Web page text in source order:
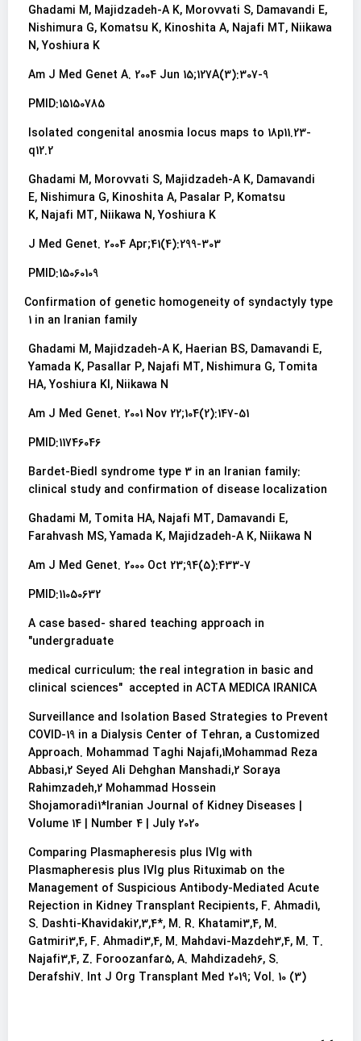
Ghadami M, Majidzadeh-A K, Morovvati S, Damavandi E,
Nishimura G, Komatsu K, Kinoshita A, Najafi MT, Niikawa
N, Yoshiura K
Am J Med Genet A. 2004 Jun 15;127A(3):307-9
PMID:15150785
Isolated congenital anosmia locus maps to 18p11.23-
q12.2
Ghadami M, Morovvati S, Majidzadeh-A K, Damavandi
E, Nishimura G, Kinoshita A, Pasalar P, Komatsu
K, Najafi MT, Niikawa N, Yoshiura K
J Med Genet. 2004 Apr;41(4):299-303
PMID:15060109
Confirmation of genetic homogeneity of syndactyly type
1 in an Iranian family
Ghadami M, Majidzadeh-A K, Haerian BS, Damavandi E,
Yamada K, Pasallar P, Najafi MT, Nishimura G, Tomita
HA, Yoshiura KI, Niikawa N
Am J Med Genet. 2001 Nov 22;104(2):147-51
PMID:11746046
Bardet-Biedl syndrome type 3 in an Iranian family:
clinical study and confirmation of disease localization
Ghadami M, Tomita HA, Najafi MT, Damavandi E,
Farahvash MS, Yamada K, Majidzadeh-A K, Niikawa N
Am J Med Genet. 2000 Oct 23;94(5):433-7
PMID:11050632
A case based- shared teaching approach in
undergraduate"
medical curriculum: the real integration in basic and
clinical sciences" accepted in ACTA MEDICA IRANICA
Surveillance and Isolation Based Strategies to Prevent
COVID-19 in a Dialysis Center of Tehran, a Customized
Approach. Mohammad Taghi Najafi,1Mohammad Reza
Abbasi,2 Seyed Ali Dehghan Manshadi,2 Soraya
Rahimzadeh,2 Mohammad Hossein
Shojamoradi1*Iranian Journal of Kidney Diseases |
Volume 14 | Number 4 | July 2020
Comparing Plasmapheresis plus IVIg with
Plasmapheresis plus IVIg plus Rituximab on the
Management of Suspicious Antibody-Mediated Acute
Rejection in Kidney Transplant Recipients, F. Ahmadi1,
S. Dashti-Khavidaki2,3,4*, M. R. Khatami3,4, M.
Gatmiri3,4, F. Ahmadi3,4, M. Mahdavi-Mazdeh3,4, M. T.
Najafi3,4, Z. Foroozanfar5, A. Mahdizadeh6, S.
Derafshi7. Int J Org Transplant Med 2019; Vol. 10 (3)